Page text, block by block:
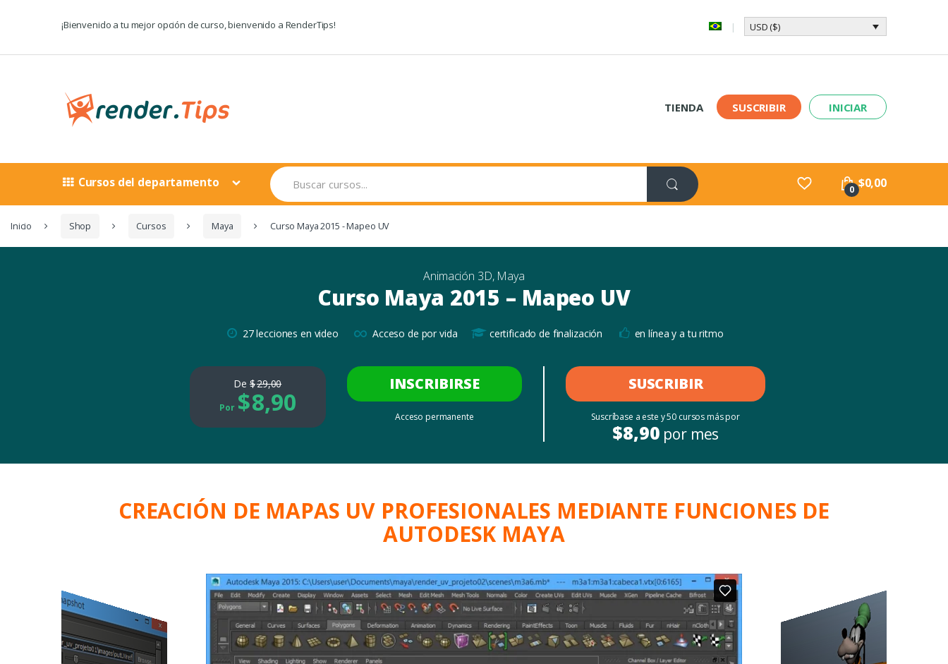
¡Bienvenido a tu mejor opción de curso, bienvenido a RenderTips! USD ($)
TIENDA SUSCRIBIR INICIAR
Cursos del departamento
Buscar:
0 $0,00
Inicio Shop Cursos Maya Curso Maya 2015 - Mapeo UV
Animación 3D, Maya
Curso Maya 2015 – Mapeo UV
27 lecciones en video ∞ Acceso de por vida certificado de finalización en línea y a tu ritmo
INSCRIBIRSE
Acceso permanente
De$29,00
Por $8,90
SUSCRIBIR
Suscríbase a este y 50 cursos más por
$8,90 por mes
CREACIÓN DE MAPAS UV PROFESIONALES MEDIANTE FUNCIONES DE
AUTODESK MAYA